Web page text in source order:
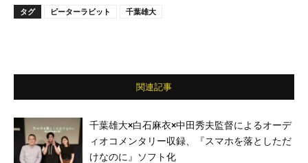
タグ ピーターラビット 千葉雄大
関連記事
千葉雄大×⽩⽯⿇⾐×中⽥秀夫監督によるオーデ
ィオコメンタリー収録、『スマホを落としただ
けなのに』ソフト化